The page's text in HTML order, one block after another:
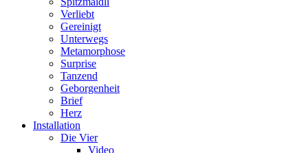
Verliebt
Gereinigt
Unterwegs
Metamorphose
Surprise
Tanzend
Geborgenheit
Brief
Herz
Installation
Die Vier
Video